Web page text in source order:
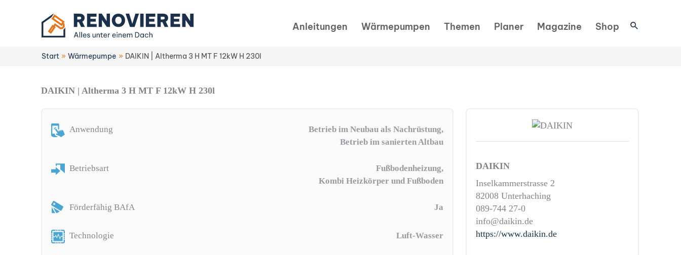
Anleitungen Wärmepumpen Themen Planer Magazine Shop Suchen
Start Wärmepumpe DAIKIN | Altherma 3 H MT F 12kW H 230l
DAIKIN | Altherma 3 H MT F 12kW H 230l
Anwendung
Betrieb im Neubau als Nachrüstung,
Betrieb im sanierten Altbau
Betriebsart
Fußbodenheizung,
Kombi Heizkörper und Fußboden
Förderfähig BAfA Ja
Technologie Luft-Wasser
DAIKIN
Inselkammerstrasse 2
82008 Unterhaching
089-744 27-0
info@daikin.de
https://www.daikin.de